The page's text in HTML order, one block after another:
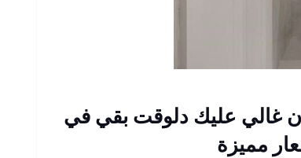
غالي عليك دلوقت بقي في
مميزة